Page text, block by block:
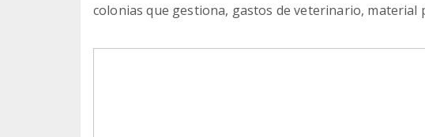
colonias que gestiona, gastos de veterinario, material